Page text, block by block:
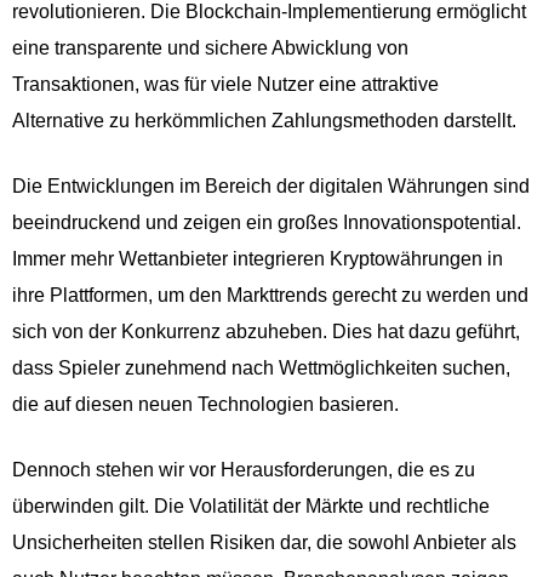
revolutionieren. Die Blockchain-Implementierung ermöglicht
eine transparente und sichere Abwicklung von
Transaktionen, was für viele Nutzer eine attraktive
Alternative zu herkömmlichen Zahlungsmethoden darstellt.
Die Entwicklungen im Bereich der digitalen Währungen sind
beeindruckend und zeigen ein großes Innovationspotential.
Immer mehr Wettanbieter integrieren Kryptowährungen in
ihre Plattformen, um den Markttrends gerecht zu werden und
sich von der Konkurrenz abzuheben. Dies hat dazu geführt,
dass Spieler zunehmend nach Wettmöglichkeiten suchen,
die auf diesen neuen Technologien basieren.
Dennoch stehen wir vor Herausforderungen, die es zu
überwinden gilt. Die Volatilität der Märkte und rechtliche
Unsicherheiten stellen Risiken dar, die sowohl Anbieter als